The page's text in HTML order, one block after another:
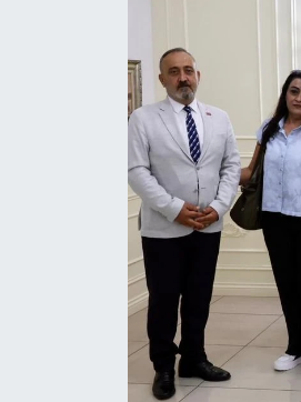
YEREL HABER
Haberde insan
Tanıtım